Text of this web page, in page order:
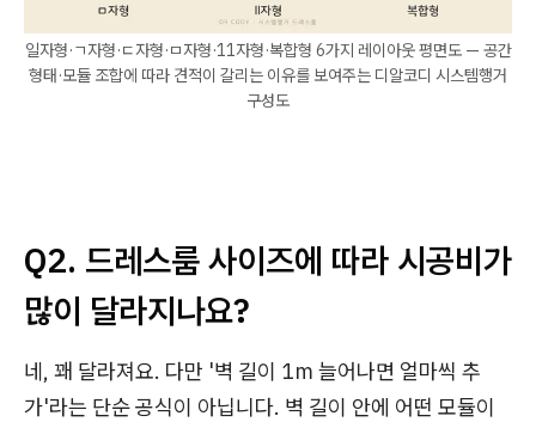
일자형·ㄱ자형·ㄷ자형·ㅁ자형·11자형·복합형 6가지 레이아웃 평면도 — 공간
형태·모듈 조합에 따라 견적이 갈리는 이유를 보여주는 디알코디 시스템행거
구성도
Q2. 드레스룸 사이즈에 따라 시공비가
많이 달라지나요?
네, 꽤 달라져요. 다만 '벽 길이 1m 늘어나면 얼마씩 추
가'라는 단순 공식이 아닙니다. 벽 길이 안에 어떤 모듈이